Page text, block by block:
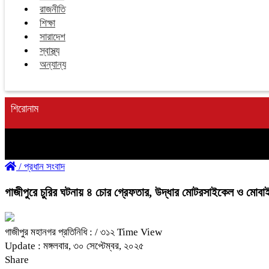
রাজনীতি
শিক্ষা
সারাদেশ
স্বাস্থ্য
অন্যান্য
শিরোনাম
/ প্রধান সংবাদ
গাজীপুরে চুরির ঘটনায় ৪ চোর গ্রেফতার, উদ্ধার মোটরসাইকেল ও
গাজীপুর মহানগর প্রতিনিধি : / ৩১২ Time View
Update : মঙ্গলবার, ৩০ সেপ্টেম্বর, ২০২৫
Share